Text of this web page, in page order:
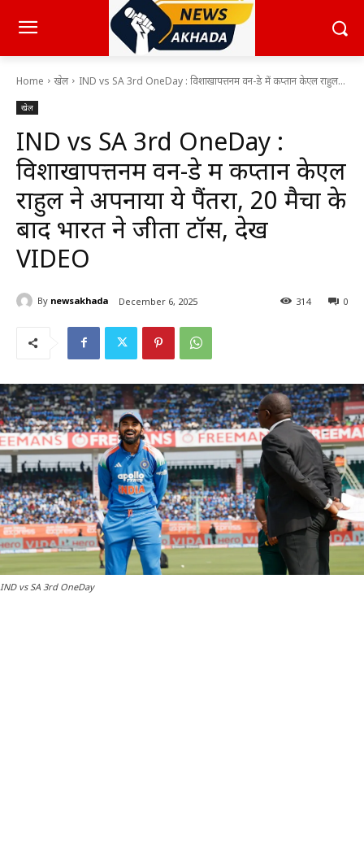
Home खेल IND vs SA 3rd OneDay : विशाखापत्तनम वन-डे में कप्तान केएल राहुल...
खेल
IND vs SA 3rd OneDay :
विशाखापत्तनम वन-डे में कप्तान केएल
राहुल ने अपनाया ये पैंतरा, 20 मैचों के
बाद भारत ने जीता टॉस, देखें
VIDEO
By newsakhada December 6, 2025 0
314
IND vs SA 3rd OneDay